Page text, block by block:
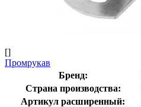
[]
Промрукав
Бренд:
Страна производства:
Артикул расширенный: